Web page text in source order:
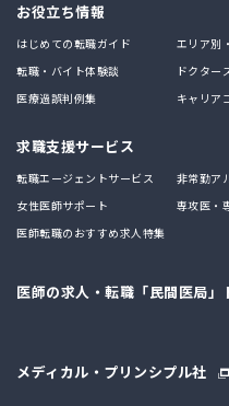
お役立ち情報
はじめての転職ガイド
エリア別
転職・バイト体験談
ドクター
医療過誤判例集
キャリア
求職支援サービス
転職エージェントサービス
非常勤ア
女性医師サポート
専攻医・
医師転職のおすすめ求人特集
医師の求人・転職「民間医局」
メディカル・プリンシプル社